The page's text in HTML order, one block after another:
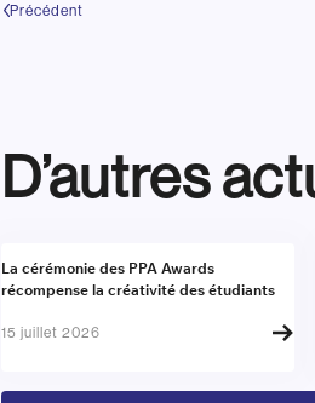
Précédent
D’autres
Actualité
La cérémonie des PPA Awards
récompense la créativité des étudiants
15 juillet 2026